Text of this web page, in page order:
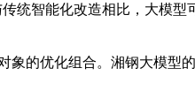
智能化改造相比，大模型
的优化组合。湘钢大模型